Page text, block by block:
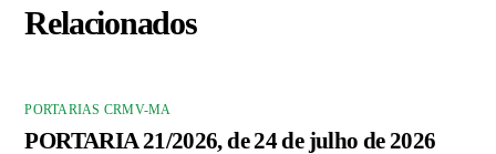
Relacionados
PORTARIAS CRMV-MA
PORTARIA 21/2026, de 24 de julho de 2026